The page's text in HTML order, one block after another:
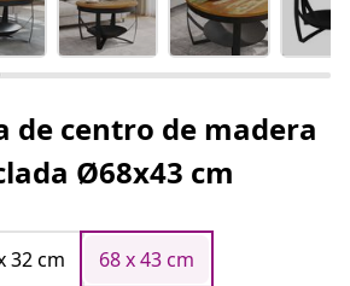
de centro de madera
Ø68x43 cm
32 cm
68 x 43 cm